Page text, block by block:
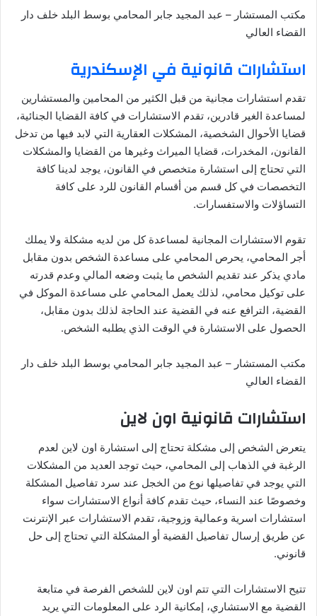
مكتب المستشار – عبد المجيد جابر المحامي بوسط البلد خلف دار
القضاء العالي
استشارات قانونية في الإسكندرية
تقدم استشارات مجانية من قبل الكثير من المحامين والمستشارين
لمساعدة الغير قادرين، تقدم الاستشارات في كافة القضايا الجنائية،
قضايا الأحوال الشخصية، المشكلات العقارية التي لابد فيها من تدخل
القانون، المخدرات، قضايا الميراث وغيرها من القضايا والمشكلات
التي تحتاج إلى استشارة متخصص في القانون، يوجد لدينا كافة
التخصصات في كل قسم من أقسام القانون للرد على كافة
التساؤلات والاستفسارات.
تقوم الاستشارات المجانية لمساعدة كل من لديه مشكلة ولا يملك
أجر المحامي، يحرص المحامي على مساعدة الشخص بدون مقابل
مادي يذكر عند تقديم الشخص ما يثبت وضعه المالي وعدم قدرته
على توكيل محامي، لذلك يعمل المحامي على مساعدة الموكل في
القضية، الترافع عنه في القضية عند الحاجة لذلك بدون مقابل،
الحصول على الاستشارة في الوقت الذي يطلبه الشخص.
مكتب المستشار – عبد المجيد جابر المحامي بوسط البلد خلف دار
القضاء العالي
استشارات قانونية اون لاين
يتعرض الشخص إلى مشكلة تحتاج إلى استشارة اون لاين لعدم
الرغبة في الذهاب إلى المحامي، حيث توجد العديد من المشكلات
التي يوجد في تفاصيلها نوع من الخجل عند سرد تفاصيل المشكلة
وخصوصًا عند النساء، حيث تقدم كافة أنواع الاستشارات سواء
استشارات اسرية وعمالية وزوجية، تقدم الاستشارات عبر الإنترنت
عن طريق إرسال تفاصيل القضية أو المشكلة التي تحتاج إلى حل
قانوني.
تتيح الاستشارات التي تتم اون لاين للشخص الفرصة في متابعة
القضية مع الاستشاري، إمكانية الرد على المعلومات التي يريد